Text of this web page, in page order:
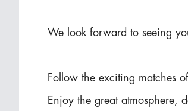
We look forward to seeing
Follow the exciting matches
Enjoy the great atmosphere,